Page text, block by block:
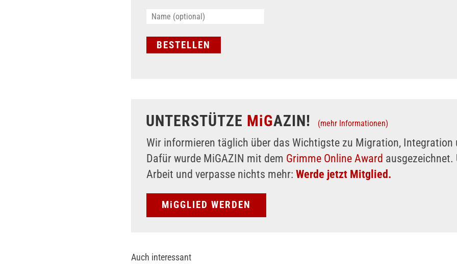
UNTERSTÜTZE MiGAZIN! (mehr Informationen)
Wir informieren täglich über das Wichtigste zu Migration, Integration
Dafür wurde MiGAZIN mit dem Grimme Online Award
Arbeit und verpasse nichts mehr: Werde jetzt Mitglied.
MiGGLIED WERDEN
Auch interessant